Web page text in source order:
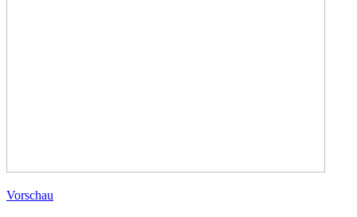
Vorschau